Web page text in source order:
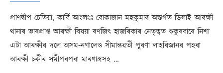
প্ৰাণদ্বীপ চেতিয়া, কাৰ্বি আংলংঃ বোকাজান মহকুমাৰ অন্তৰ্গত ডিলাই আৰক্ষী
থানাৰ ভাৰপ্ৰাপ্ত আৰক্ষী বিষয়া ৰণজিৎ হাজৰিকাৰ নেতৃত্বত শুকুৰবাৰে নিশা
এটা আৰক্ষীৰ দলে অসম-নগালেণ্ড সীমান্তৱৰ্তী পুৰণা লাহৰিজানৰ পহৰা
আৰক্ষী চকীৰ সমীপৰপৰা মাৰণাস্ত্ৰসহ …